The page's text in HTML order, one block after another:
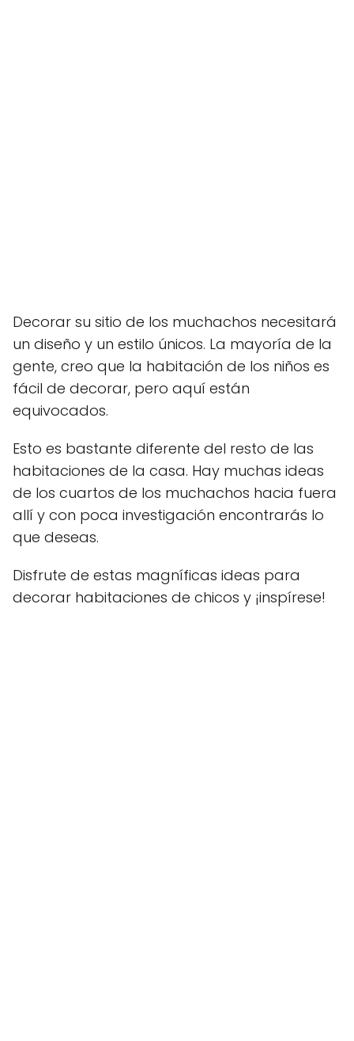
Decorar su sitio de los muchachos necesitará
un diseño y un estilo únicos. La mayoría de la
gente, creo que la habitación de los niños es
fácil de decorar, pero aquí están
equivocados.
Esto es bastante diferente del resto de las
habitaciones de la casa. Hay muchas ideas
de los cuartos de los muchachos hacia fuera
allí y con poca investigación encontrarás lo
que deseas.
Disfrute de estas magníficas ideas para
decorar habitaciones de chicos y ¡inspírese!